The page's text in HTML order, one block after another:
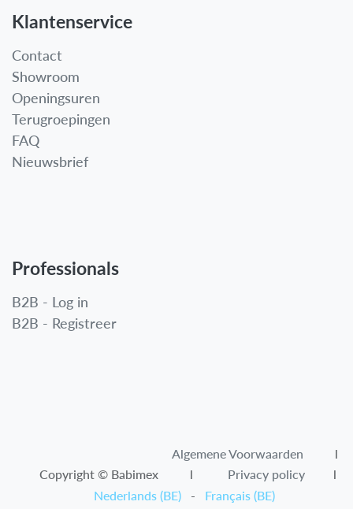
Klantenservice
Contact
Showroom
Openingsuren
Terugroepingen
FAQ
Nieuwsbrief
Professionals
B2B - Log in
B2B - Registreer
Algemene Voorwaarden​
l
Copyright © Babimex l Privacy policy
l
Nederlands (BE)
- Français (BE)